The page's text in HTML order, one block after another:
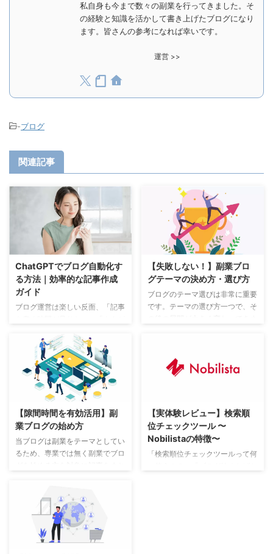
私自身も今まで数々の副業を行ってきました。そ
の経験と知識を活かして書き上げたブログになり
ます。皆さんの参考になれば幸いです。
運営 >>
-ブログ
関連記事
ChatGPTでブログ自動化す
る方法｜効率的な記事作成
ガイド
ブログ運営は楽しい反面、「記事
すよね。そこで注目されているの
が、ChatGPTを活用したブログ
自動化です。ChatGPTを上手に
使えば、記事構成から本文作成ま
でを効率化でき、作業時間を大幅
に短縮できます。この記事では、
ChatGPTでブログ自動化する方
法を、初心者にもわかりやすく、
例を交えながら丁寧に解説しま
す。 ChatGPTでブログ自動化す
しく理解 ...
【失敗しない！】副業ブロ
グテーマの決め方・選び方
ブログのテーマ選びは非常に重要
です。テーマの選び方一つで、そ
が、同じ人間が書いていてもテー
マによっては、書くことに時間が
副業ブログを行なっている私だか
らこそ分かる現役副業ブロガーの
視点でご紹介します。 本業を活
かしたブログテーマを見つけよ
【隙間時間を有効活用】副
業ブログの始め方
当ブログは副業をテーマとしてい
るため、専業では無く副業でブロ
間を使っての効率の良いブログの
薦め方をご紹介します。 副業に
ブログをすすめる理由 初期費用
がほとんどかからない パソコン
【実体験レビュー】検索順
位チェックツール 〜
Nobilistaの特徴〜
「検索順位チェックツールって何